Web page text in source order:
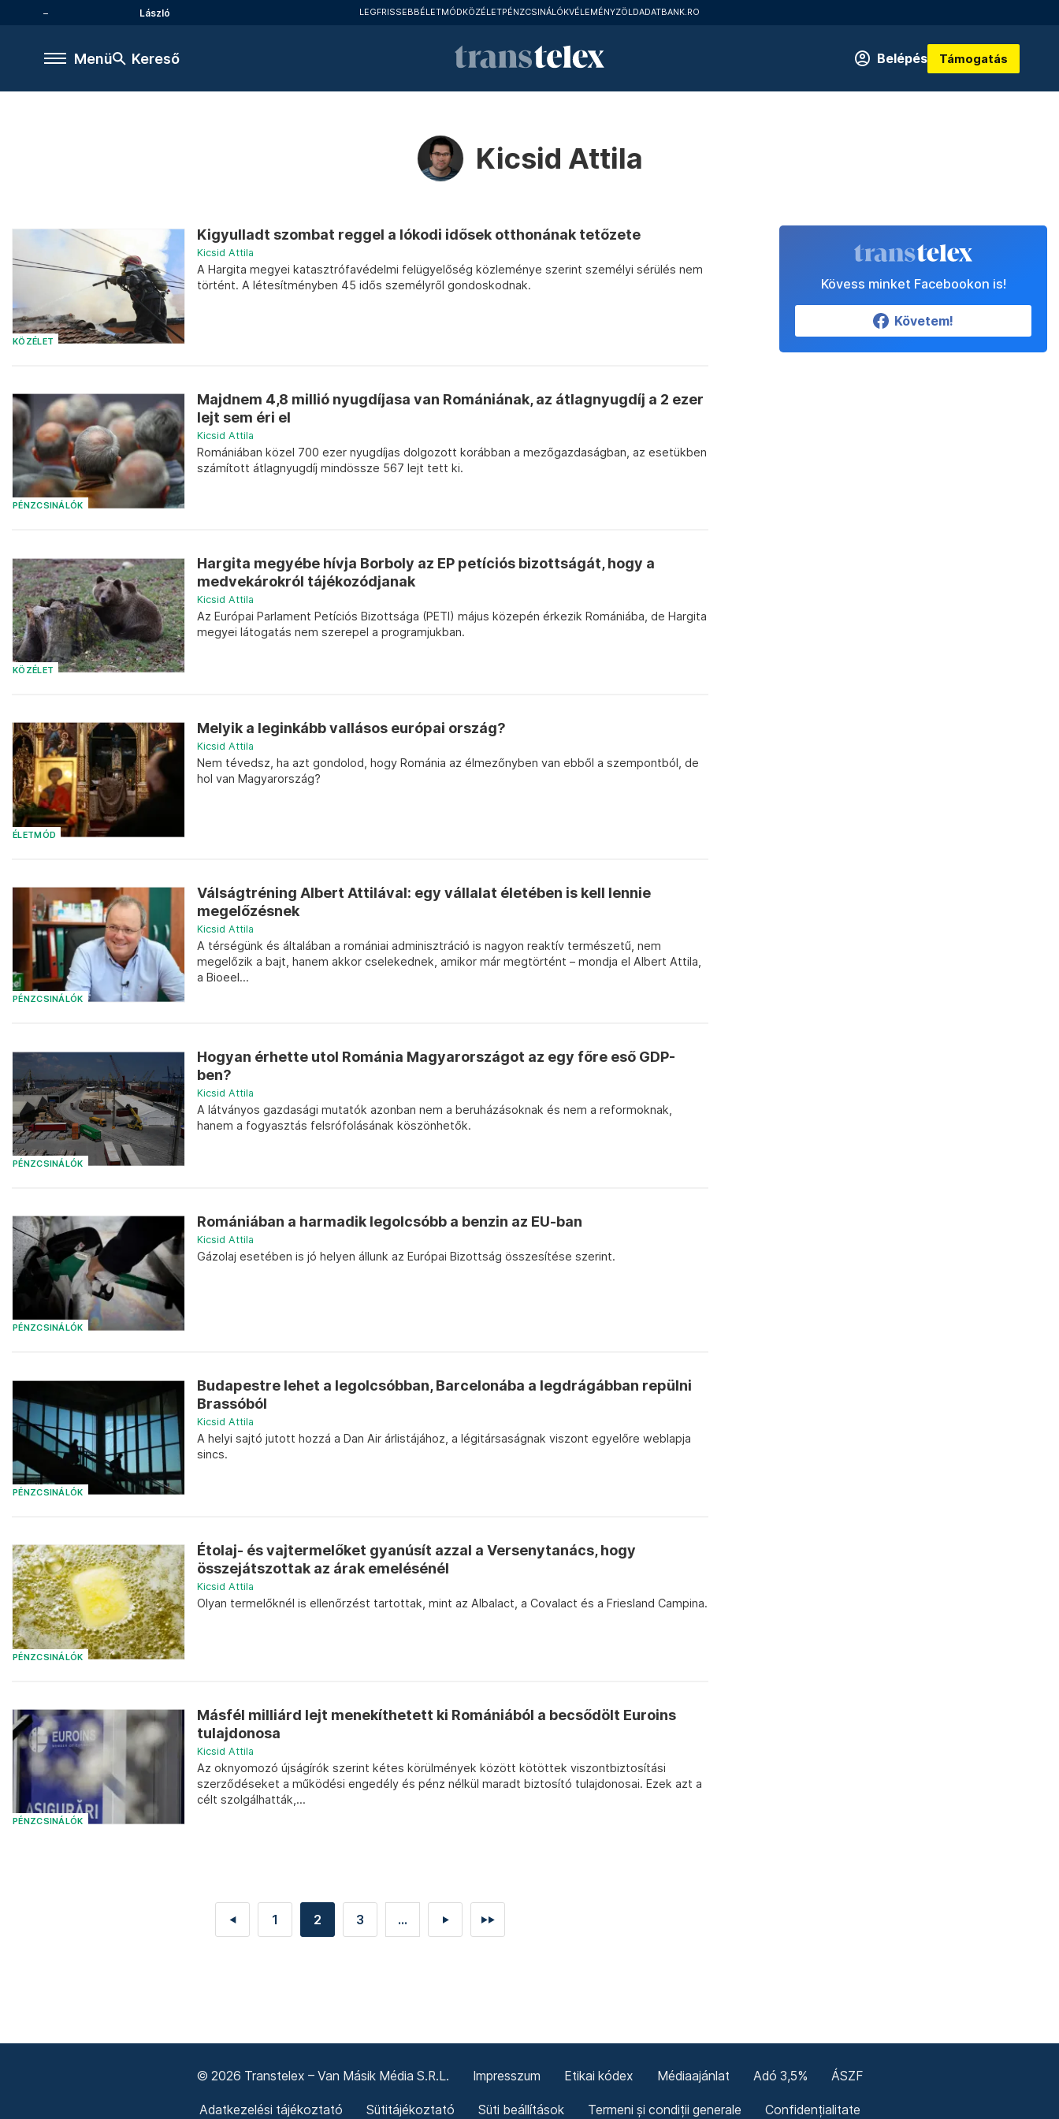
László LEGFRISSEBBÉLETMÓDKÖZÉLETPÉNZCSINÁLÓKVÉLEMÉNYZÖLDADATBANK.RO
Menü Kereső Belépés Támogatás
Kicsid Attila
KÖZÉLET
Kigyulladt szombat reggel a lókodi idősek otthonának tetőzete
Kicsid Attila
A Hargita megyei katasztrófavédelmi felügyelőség közleménye szerint személyi sérülés nem
történt. A létesítményben 45 idős személyről gondoskodnak.
PÉNZCSINÁLÓK
Majdnem 4,8 millió nyugdíjasa van Romániának, az átlagnyugdíj a 2 ezer
lejt sem éri el
Kicsid Attila
Romániában közel 700 ezer nyugdíjas dolgozott korábban a mezőgazdaságban, az esetükben
számított átlagnyugdíj mindössze 567 lejt tett ki.
KÖZÉLET
Hargita megyébe hívja Borboly az EP petíciós bizottságát, hogy a
medvekárokról tájékozódjanak
Kicsid Attila
Az Európai Parlament Petíciós Bizottsága (PETI) május közepén érkezik Romániába, de Hargita
megyei látogatás nem szerepel a programjukban.
ÉLETMÓD
Melyik a leginkább vallásos európai ország?
Kicsid Attila
Nem tévedsz, ha azt gondolod, hogy Románia az élmezőnyben van ebből a szempontból, de
hol van Magyarország?
PÉNZCSINÁLÓK
Válságtréning Albert Attilával: egy vállalat életében is kell lennie
megelőzésnek
Kicsid Attila
A térségünk és általában a romániai adminisztráció is nagyon reaktív természetű, nem
megelőzik a bajt, hanem akkor cselekednek, amikor már megtörtént – mondja el Albert Attila,
a Bioeel...
PÉNZCSINÁLÓK
Hogyan érhette utol Románia Magyarországot az egy főre eső GDP-
ben?
Kicsid Attila
A látványos gazdasági mutatók azonban nem a beruházásoknak és nem a reformoknak,
hanem a fogyasztás felsrófolásának köszönhetők.
PÉNZCSINÁLÓK
Romániában a harmadik legolcsóbb a benzin az EU-ban
Kicsid Attila
Gázolaj esetében is jó helyen állunk az Európai Bizottság összesítése szerint.
PÉNZCSINÁLÓK
Budapestre lehet a legolcsóbban, Barcelonába a legdrágábban repülni
Brassóból
Kicsid Attila
A helyi sajtó jutott hozzá a Dan Air árlistájához, a légitársaságnak viszont egyelőre weblapja
sincs.
PÉNZCSINÁLÓK
Étolaj- és vajtermelőket gyanúsít azzal a Versenytanács, hogy
összejátszottak az árak emelésénél
Kicsid Attila
Olyan termelőknél is ellenőrzést tartottak, mint az Albalact, a Covalact és a Friesland Campina.
PÉNZCSINÁLÓK
Másfél milliárd lejt menekíthetett ki Romániából a becsődölt Euroins
tulajdonosa
Kicsid Attila
Az oknyomozó újságírók szerint kétes körülmények között kötöttek viszontbiztosítási
szerződéseket a működési engedély és pénz nélkül maradt biztosító tulajdonosai. Ezek azt a
célt szolgálhatták,...
◄ 1 2 3 ... ► ►►
Kövess minket Facebookon is!
Követem!
© 2026 Transtelex – Van Másik Média S.R.L. Impresszum Etikai kódex Médiaajánlat Adó 3,5% ÁSZF
Adatkezelési tájékoztató Sütitájékoztató Süti beállítások Termeni și condiții generale Confidențialitate